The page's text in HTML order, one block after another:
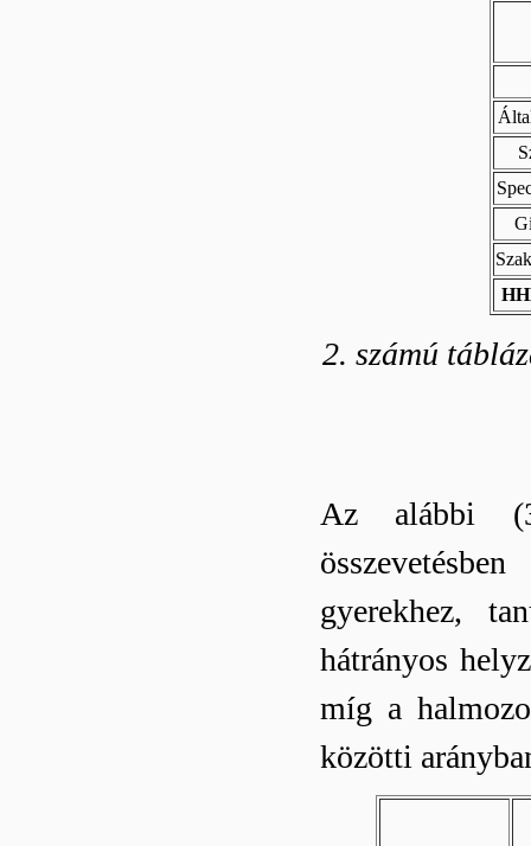
2. számú
Az alábbi
gyerekhez,
hátrányos
míg a
közötti